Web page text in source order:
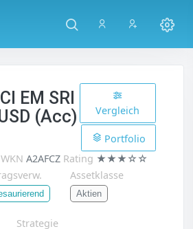
EM SRI
(Acc)
Vergleich
Portfolio
WKN A2AFCZ Rating ★★★☆☆
Assetklasse
Aktien
Strategie